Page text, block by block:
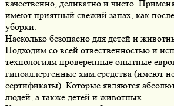
качественно, деликатно и чисто.
имеют приятный свежий запах, как
уборки.
Насколько безопасно для детей и
Подходим со всей отвественностью и
технологиям проверенные опытные
гипоаллергенные хим.средства (имеют
сертификаты). Которые являются
людей, а также детей и животных.